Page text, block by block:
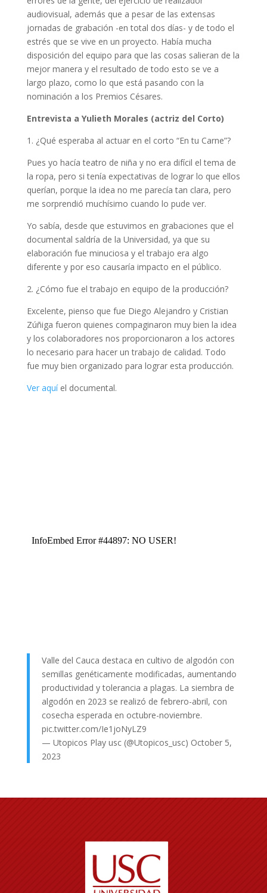
audiovisual, además que a pesar de las extensas
jornadas de grabación -en total dos días- y de todo el
estrés que se vive en un proyecto. Había mucha
disposición del equipo para que las cosas salieran de la
mejor manera y el resultado de todo esto se ve a
largo plazo, como lo que está pasando con la
nominación a los Premios Césares.
Entrevista a Yulieth Morales (actriz del Corto)
1. ¿Qué esperaba al actuar en el corto “En tu Carne”?
Pues yo hacía teatro de niña y no era difícil el tema de
la ropa, pero si tenía expectativas de lograr lo que ellos
querían, porque la idea no me parecía tan clara, pero
me sorprendió muchísimo cuando lo pude ver.
Yo sabía, desde que estuvimos en grabaciones que el
documental saldría de la Universidad, ya que su
elaboración fue minuciosa y el trabajo era algo
diferente y por eso causaría impacto en el público.
2. ¿Cómo fue el trabajo en equipo de la producción?
Excelente, pienso que fue Diego Alejandro y Cristian
Zúñiga fueron quienes compaginaron muy bien la idea
y los colaboradores nos proporcionaron a los actores
lo necesario para hacer un trabajo de calidad. Todo
fue muy bien organizado para lograr esta producción.
Ver aquíel documental.
Valle del Cauca destaca en cultivo de algodón con
semillas genéticamente modificadas, aumentando
productividad y tolerancia a plagas. La siembra de
algodón en 2023 se realizó de febrero-abril, con
cosecha esperada en octubre-noviembre.
pic.twitter.com/Ie1joNyLZ9
— Utopicos Play usc (@Utopicos_usc) October 5,
2023